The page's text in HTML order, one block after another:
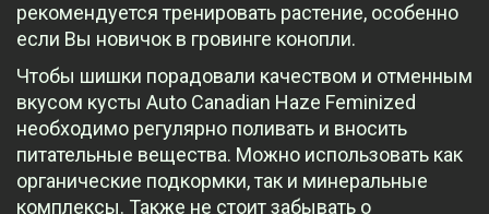
рекомендуется тренировать растение, особенно
если Вы новичок в гровинге конопли.
Чтобы шишки порадовали качеством и отменным
вкусом кусты Auto Canadian Haze Feminized
необходимо регулярно поливать и вносить
питательные вещества. Можно использовать как
органические подкормки, так и минеральные
комплексы. Также не стоит забывать о